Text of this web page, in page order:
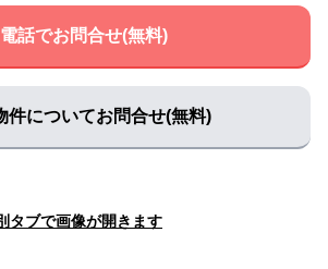
修善寺７６３−１ マップで見る
柏久保１２５０−３ マップで見る
柏久保１３０２ マップで見る
電話でお問合せ(無料)
件についてお問合せ(無料)
ブで画像が開きます